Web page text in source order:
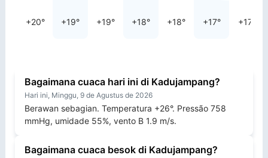
+20° +19° +19° +18° +18° +17° +17°
Bagaimana cuaca hari ini di Kadujampang?
Hari ini, Minggu, 9 de Agustus de 2026
Berawan sebagian. Temperatura +26°. Pressão 758
mmHg, umidade 55%, vento B 1.9 m/s.
Bagaimana cuaca besok di Kadujampang?